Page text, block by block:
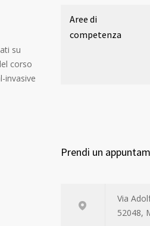
su
corso
invasive
Aree di
competenza
Prendi un
Via
52048,